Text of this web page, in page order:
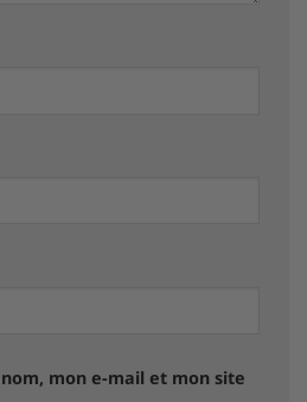
mon e-mail et mon site